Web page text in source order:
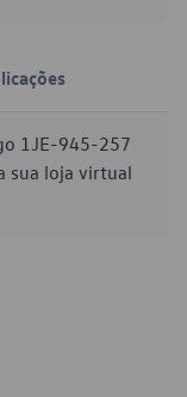
1JE-945-257
sua loja virtual